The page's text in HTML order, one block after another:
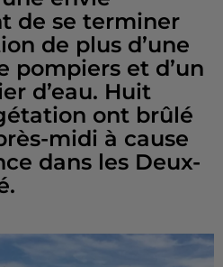
de se terminer
de plus d’une
pompiers et d’un
d’eau. Huit
ont brûlé
midi à cause
dans les Deux-